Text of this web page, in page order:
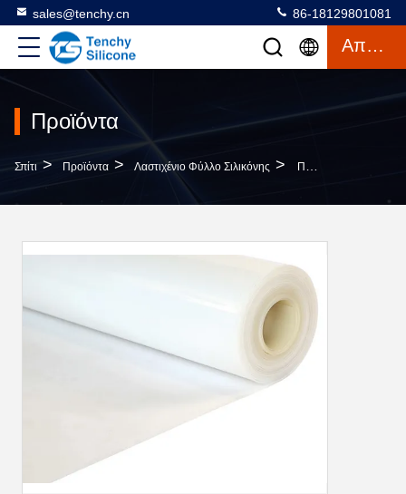
sales@tenchy.cn 86-18129801081
Απόσπασμα
Προϊόντα
Σπίτι > Προϊόντα > Λαστιχένιο Φύλλο Σιλικόνης > Προσαρμοσμένο Έγχρωμο Διαφανές Φύλλο Σιλικόνης Από Καουτσούκ Ανθεκτικό Στην UV, Πάχος 1-50mm